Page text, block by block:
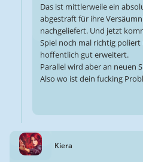
Das ist mittlerweile ein
abgestraft für ihre
nachgeliefert. Und jetzt
Spiel noch mal richtig poliert
hoffentlich gut erweitert.
Parallel wird aber an neuen
Also wo ist dein fucking
Kiera